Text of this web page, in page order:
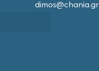
dimos@chania.gr